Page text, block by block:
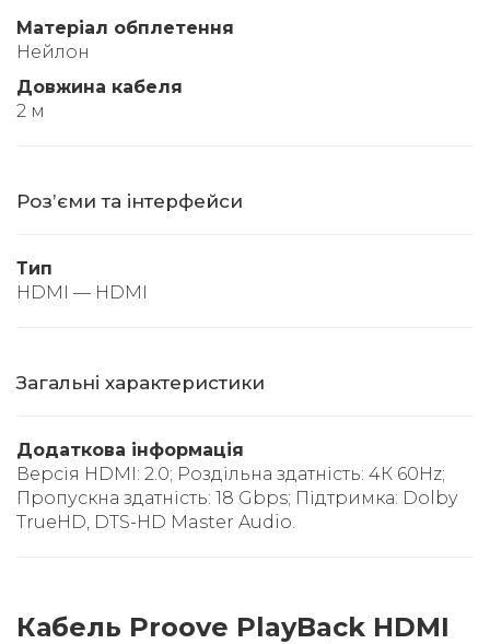
Матеріал обплетення
Нейлон
Довжина кабеля
2 м
Розʼєми та інтерфейси
Тип
HDMI — HDMI
Загальні характеристики
Додаткова інформація
Версія HDMI: 2.0; Роздільна здатність: 4К 60Hz;
Пропускна здатність: 18 Gbps; Підтримка: Dolby
TrueHD, DTS-HD Master Audio.
Кабель Proove PlayBack HDMI